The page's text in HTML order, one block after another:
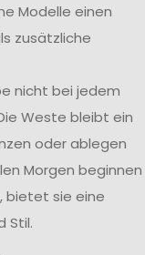
Modelle einen
zusätzliche
nicht bei jedem
Weste bleibt ein
oder ablegen
Morgen beginnen
bietet sie eine
Stil.